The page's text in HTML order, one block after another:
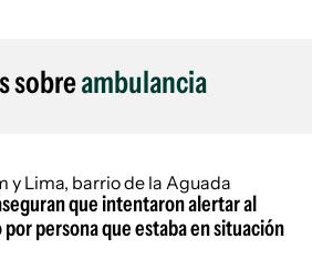
sobreambulancia
que intentaron alertar al
persona que estaba en situación